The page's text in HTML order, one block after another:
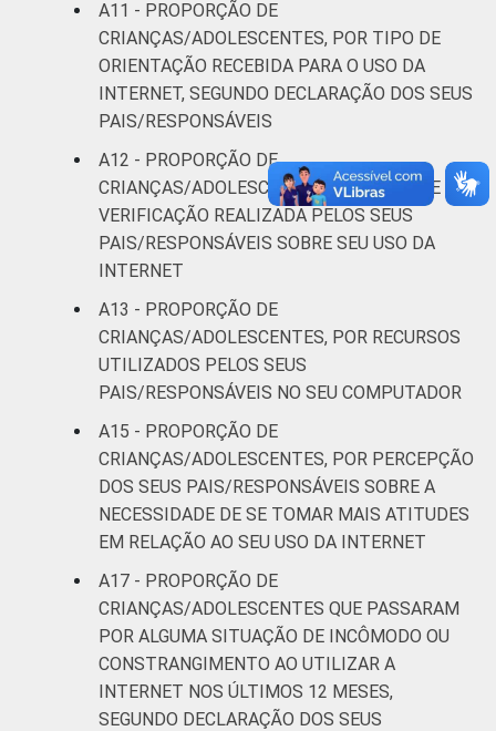
A11 - PROPORÇÃO DE
CRIANÇAS/ADOLESCENTES, POR TIPO DE
ORIENTAÇÃO RECEBIDA PARA O USO DA
INTERNET, SEGUNDO DECLARAÇÃO DOS SEUS
PAIS/RESPONSÁVEIS
A12 - PROPORÇÃO DE
CRIANÇAS/ADOLESCENTES, POR TIPO DE
VERIFICAÇÃO REALIZADA PELOS SEUS
PAIS/RESPONSÁVEIS SOBRE SEU USO DA
INTERNET
A13 - PROPORÇÃO DE
CRIANÇAS/ADOLESCENTES, POR RECURSOS
UTILIZADOS PELOS SEUS
PAIS/RESPONSÁVEIS NO SEU COMPUTADOR
A15 - PROPORÇÃO DE
CRIANÇAS/ADOLESCENTES, POR PERCEPÇÃO
DOS SEUS PAIS/RESPONSÁVEIS SOBRE A
NECESSIDADE DE SE TOMAR MAIS ATITUDES
EM RELAÇÃO AO SEU USO DA INTERNET
A17 - PROPORÇÃO DE
CRIANÇAS/ADOLESCENTES QUE PASSARAM
POR ALGUMA SITUAÇÃO DE INCÔMODO OU
CONSTRANGIMENTO AO UTILIZAR A
INTERNET NOS ÚLTIMOS 12 MESES,
SEGUNDO DECLARAÇÃO DOS SEUS